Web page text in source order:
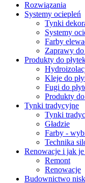
Rozwiązania
Systemy ociepleń
Tynki
Systemy
Farby
Zaprawy
Produkty do
Kleje do
Fugi do
Produkty
Tynki tradycyjne
Tynki
Gładzie
Farby -
Technika
Renowacje i jak
Remont
Renowacje
Budownictwo